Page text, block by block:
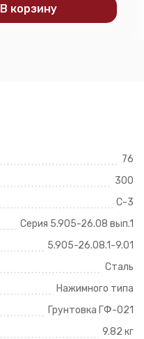
В корзину
76
300
С-3
Серия 5.905-26.08 вып.1
5.905-26.08.1-9.01
Сталь
Нажимного типа
Грунтовка ГФ-021
9.82 кг